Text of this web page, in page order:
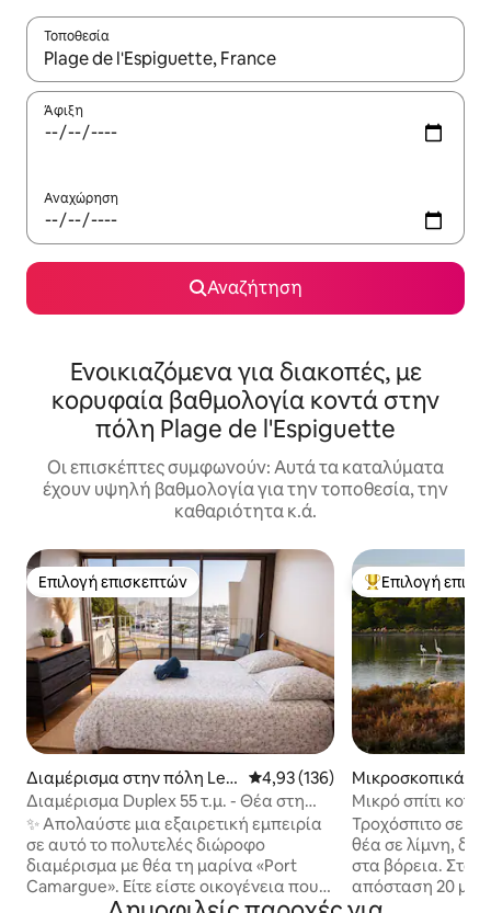
Τοποθεσία
Όταν τα αποτελέσματα είναι διαθέσιμα, μπορείτε να
Άφιξη
Αναχώρηση
Αναζήτηση
Ενοικιαζόμενα για διακοπές, με
κορυφαία βαθμολογία κοντά στην
πόλη Plage de l'Espiguette
Οι επισκέπτες συμφωνούν: Αυτά τα καταλύματα
έχουν υψηλή βαθμολογία για την τοποθεσία, την
καθαριότητα κ.ά.
Επιλογή επισκεπτών
Επιλογή επισκεπτών
Διαμέρισμα στην πόλη Le
Grau-du-Roi
Μέση βαθμολογία: 4,93 στα 5,
4,93 (136)
Διαμέρισμα Duplex 55 τ.μ. - Θέα στη
μαρίνα - Βεράντες - Παραλία 150 μ.
✨ Απολαύστε μια εξαιρετική εμπειρία
σε αυτό το πολυτελές διώροφο
διαμέρισμα με θέα τη μαρίνα «Port
Camargue». Είτε είστε οικογένεια που
αναζητά μια αλλαγή σκηνικού είτε
Κορυφαία
Επιλογή
Μικροσκοπικά
πόλη Frontignan
Μικρό σπίτι
θάλασσα
Τροχόσπιτο σε
θέα σε λίμνη,
στα βόρεια. Στα
απόσταση 20
απόσταση 300